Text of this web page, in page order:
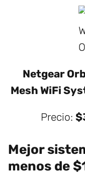
Netgear
Mesh WiFi
Precio:
Mejor
menos de